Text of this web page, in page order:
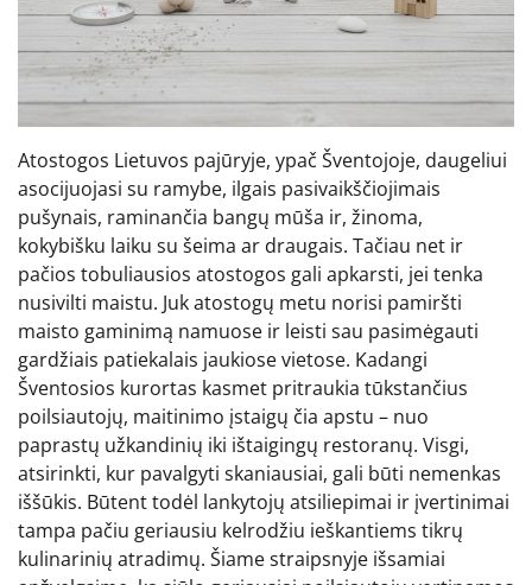
Atostogos Lietuvos pajūryje, ypač Šventojoje, daugeliui
asocijuojasi su ramybe, ilgais pasivaikščiojimais
pušynais, raminančia bangų mūša ir, žinoma,
kokybišku laiku su šeima ar draugais. Tačiau net ir
pačios tobuliausios atostogos gali apkarsti, jei tenka
nusivilti maistu. Juk atostogų metu norisi pamiršti
maisto gaminimą namuose ir leisti sau pasimėgauti
gardžiais patiekalais jaukiose vietose. Kadangi
Šventosios kurortas kasmet pritraukia tūkstančius
poilsiautojų, maitinimo įstaigų čia apstu – nuo
paprastų užkandinių iki ištaigingų restoranų. Visgi,
atsirinkti, kur pavalgyti skaniausiai, gali būti nemenkas
iššūkis. Būtent todėl lankytojų atsiliepimai ir įvertinimai
tampa pačiu geriausiu kelrodžiu ieškantiems tikrų
kulinarinių atradimų. Šiame straipsnyje išsamiai